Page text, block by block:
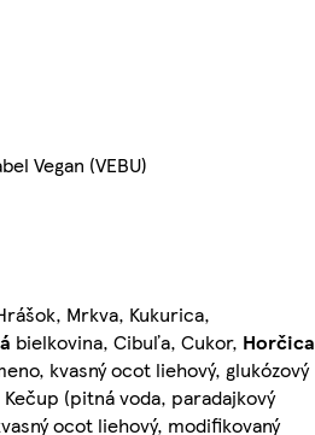
Vegan (VEBU)
Mrkva, Kukurica,
bielkovina, Cibuľa, Cukor, Horčica
kvasný ocot liehový, glukózový
(pitná voda, paradajkový
ocot liehový, modifikovaný